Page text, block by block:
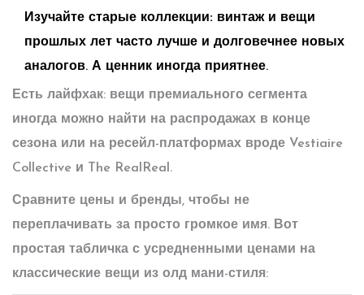
Изучайте старые коллекции: винтаж и вещи
прошлых лет часто лучше и долговечнее новых
аналогов. А ценник иногда приятнее.
Есть лайфхак: вещи премиального сегмента
иногда можно найти на распродажах в конце
сезона или на ресейл-платформах вроде Vestiaire
Collective и The RealReal.
Сравните цены и бренды, чтобы не
переплачивать за просто громкое имя. Вот
простая табличка с усредненными ценами на
классические вещи из олд мани-стиля: